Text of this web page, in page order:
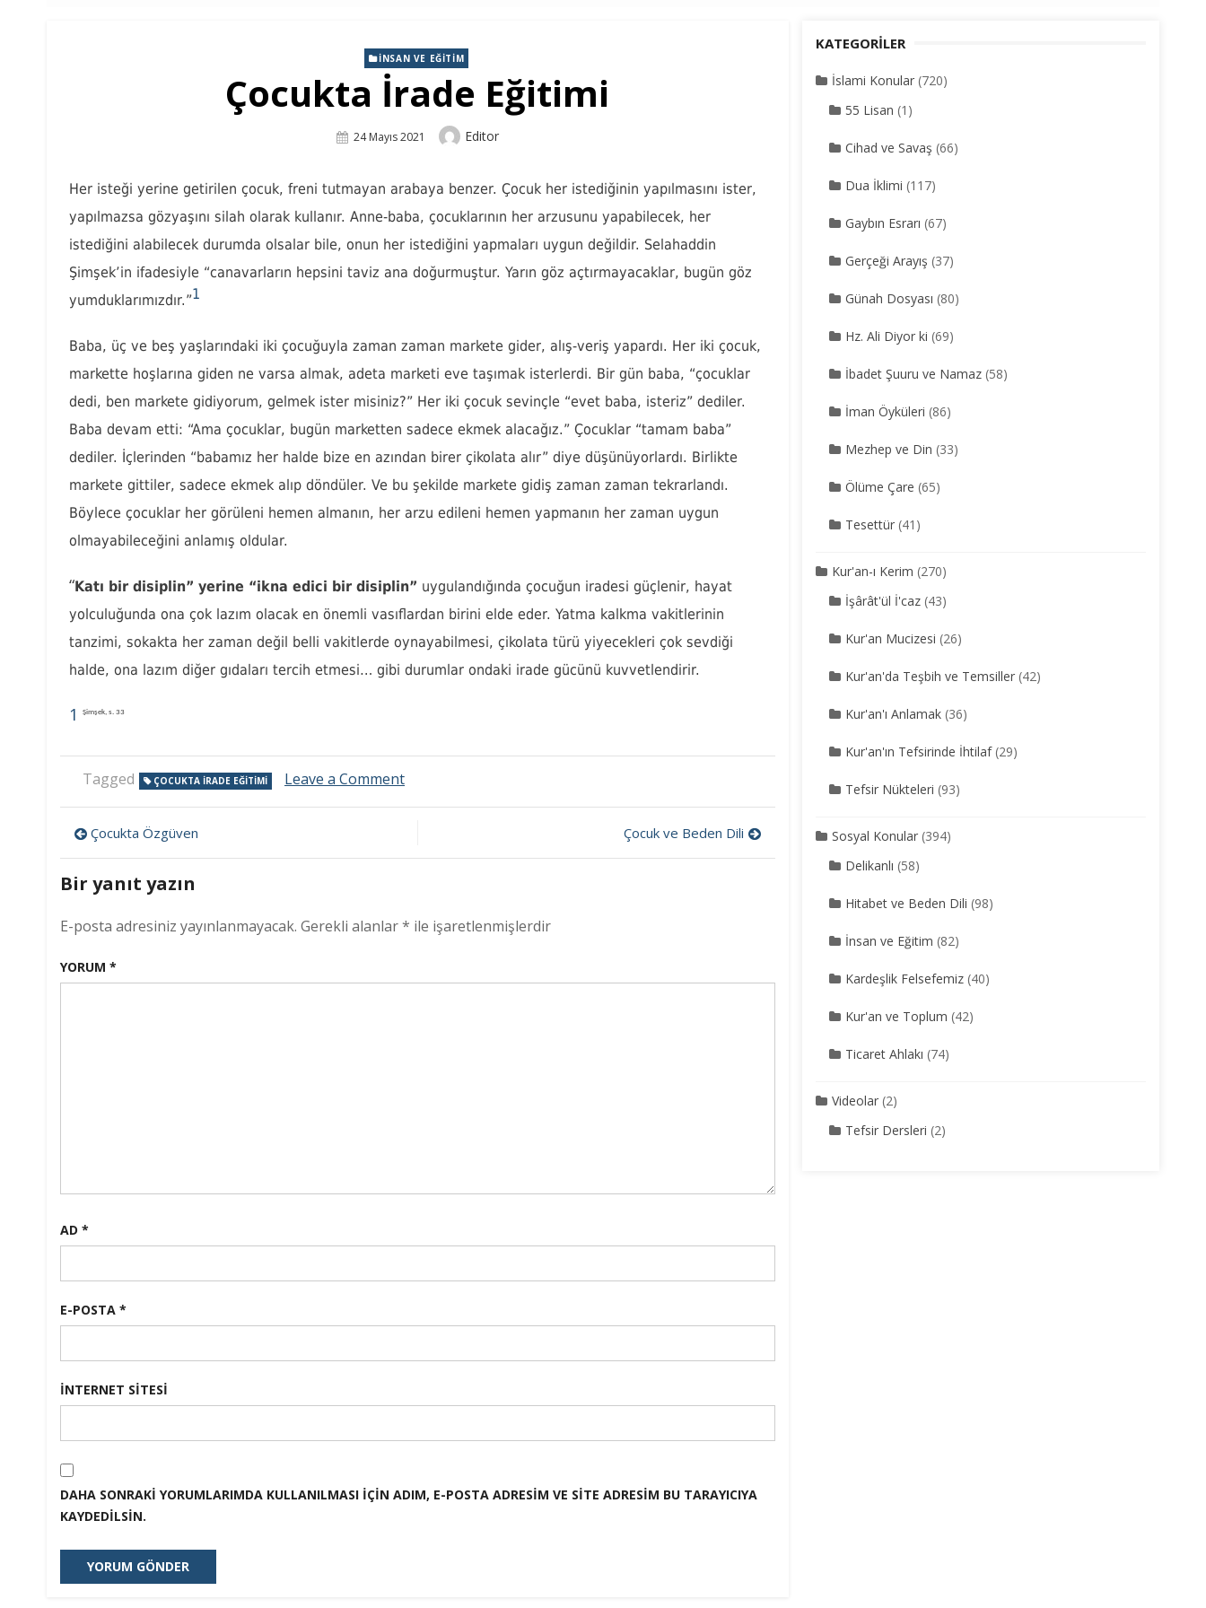
İNSAN VE EĞITIM
Çocukta İrade Eğitimi
Posted
24 Mayıs 2021 Author
Editor
Her isteği yerine getirilen çocuk, freni tutmayan arabaya benzer. Çocuk her istediğinin yapılmasını ister,
yapılmazsa gözyaşını silah olarak kullanır. Anne-baba, çocuklarının her arzusunu yapabilecek, her
istediğini alabilecek durumda olsalar bile, onun her istediğini yapmaları uygun değildir. Selahaddin
Şimşek’in ifadesiyle “canavarların hepsini taviz ana doğurmuştur. Yarın göz açtırmayacaklar, bugün göz
yumduklarımızdır.”1
Baba, üç ve beş yaşlarındaki iki çocuğuyla zaman zaman markete gider, alış-veriş yapardı. Her iki çocuk,
markette hoşlarına giden ne varsa almak, adeta marketi eve taşımak isterlerdi. Bir gün baba, “çocuklar
dedi, ben markete gidiyorum, gelmek ister misiniz?” Her iki çocuk sevinçle “evet baba, isteriz” dediler.
Baba devam etti: “Ama çocuklar, bugün marketten sadece ekmek alacağız.” Çocuklar “tamam baba”
dediler. İçlerinden “babamız her halde bize en azından birer çikolata alır” diye düşünüyorlardı. Birlikte
markete gittiler, sadece ekmek alıp döndüler. Ve bu şekilde markete gidiş zaman zaman tekrarlandı.
Böylece çocuklar her görüleni hemen almanın, her arzu edileni hemen yapmanın her zaman uygun
olmayabileceğini anlamış oldular.
“Katı bir disiplin” yerine “ikna edici bir disiplin” uygulandığında çocuğun iradesi güçlenir, hayat
yolculuğunda ona çok lazım olacak en önemli vasıflardan birini elde eder. Yatma kalkma vakitlerinin
tanzimi, sokakta her zaman değil belli vakitlerde oynayabilmesi, çikolata türü yiyecekleri çok sevdiği
halde, ona lazım diğer gıdaları tercih etmesi… gibi durumlar ondaki irade gücünü kuvvetlendirir.
1 Şimşek, s. 33
Tagged ÇOCUKTA İRADE EĞITIMI Leave a Commenton
İrade
Yazı
gezinmesi
Çocukta Özgüven Çocuk ve Beden Dili
Bir yanıt yazın
E-posta adresiniz yayınlanmayacak. Gerekli alanlar* ile işaretlenmişlerdir
YORUM *
AD *
E-POSTA *
İNTERNET SITESI
DAHA SONRAKI YORUMLARIMDA KULLANILMASI IÇIN ADIM, E-POSTA ADRESIM VE SITE ADRESIM BU TARAYICIYA
KAYDEDILSIN.
KATEGORILER
İslami Konular(720)
55 Lisan (1)
Cihad ve Savaş (66)
Dua İklimi (117)
Gaybın Esrarı (67)
Gerçeği Arayış (37)
Günah Dosyası (80)
Hz. Ali Diyor ki (69)
İbadet Şuuru ve Namaz(58)
İman Öyküleri (86)
Mezhep ve Din (33)
Ölüme Çare (65)
Tesettür(41)
Kur'an-ı Kerim (270)
İşârât'ül İ'caz(43)
Kur'an Mucizesi (26)
Kur'an'da Teşbih ve Temsiller(42)
Kur'an'ı Anlamak(36)
Kur'an'ın Tefsirinde İhtilaf(29)
Tefsir Nükteleri (93)
Sosyal Konular(394)
Delikanlı (58)
Hitabet ve Beden Dili (98)
İnsan ve Eğitim (82)
Kardeşlik Felsefemiz(40)
Kur'an ve Toplum (42)
Ticaret Ahlakı (74)
Videolar(2)
Tefsir Dersleri (2)